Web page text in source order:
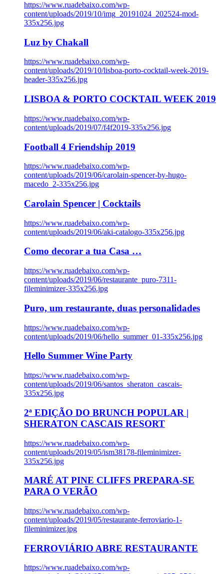
https://www.ruadebaixo.com/wp-
content/uploads/2019/10/img_20191024_202524-mod-
335x256.jpg
Luz by Chakall
https://www.ruadebaixo.com/wp-
content/uploads/2019/10/lisboa-porto-cocktail-week-2019-
header-335x256.jpg
LISBOA & PORTO COCKTAIL WEEK 2019
https://www.ruadebaixo.com/wp-
content/uploads/2019/07/f4f2019-335x256.jpg
Football 4 Friendship 2019
https://www.ruadebaixo.com/wp-
content/uploads/2019/06/carolain-spencer-by-hugo-
macedo_2-335x256.jpg
Carolain Spencer | Cocktails
https://www.ruadebaixo.com/wp-
content/uploads/2019/06/aki-catalogo-335x256.jpg
Como decorar a tua Casa …
https://www.ruadebaixo.com/wp-
content/uploads/2019/06/restaurante_puro-7311-
fileminimizer-335x256.jpg
Puro, um restaurante, duas personalidades
https://www.ruadebaixo.com/wp-
content/uploads/2019/06/hello_summer_01-335x256.jpg
Hello Summer Wine Party
https://www.ruadebaixo.com/wp-
content/uploads/2019/06/santos_sheraton_cascais-
335x256.jpg
2ª EDIÇÃO DO BRUNCH POPULAR |
SHERATON CASCAIS RESORT
https://www.ruadebaixo.com/wp-
content/uploads/2019/05/ism38178-fileminimizer-
335x256.jpg
MARÉ AT PINE CLIFFS PREPARA-SE
PARA O VERÃO
https://www.ruadebaixo.com/wp-
content/uploads/2019/05/restaurante-ferroviario-1-
fileminimizer.jpg
FERROVIÁRIO ABRE RESTAURANTE
https://www.ruadebaixo.com/wp-